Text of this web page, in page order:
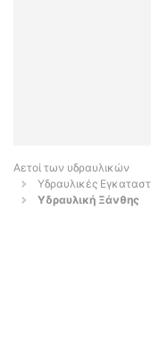
Αετοί των υδραυλικών
Υδραυλικές
Υδραυλική Ξάνθης